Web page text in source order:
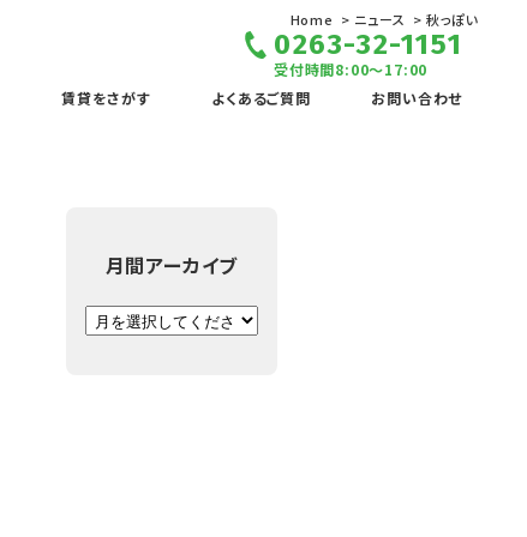
賃貸をさがす よくあるご質問 お問い合わせ
0263-32-1151
受付時間8:00～17:00
Home ニュース 秋っぽい
月間アーカイブ